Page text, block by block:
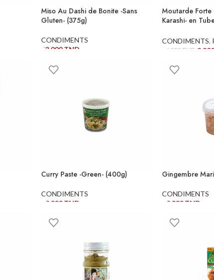
Miso Au Dashi de Bonite -Sans
Gluten- (375g)
CONDIMENTS
28,000TND
Moutarde Forte
Karashi- en
CONDIMENTS,
14,000 TND 9,800
AJOUTER AU
Curry Paste -Green- (400g)
CONDIMENTS
20,000 TND
AJOUTER AU PANIER
Gingembre
CONDIMENTS
10,000 TND
AJOUTER AU